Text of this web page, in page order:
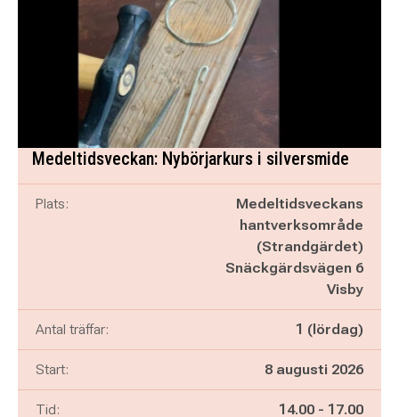
Medeltidsveckan: Nybörjarkurs i silversmide
Plats:
Medeltidsveckans
hantverksområde
(Strandgärdet)
Snäckgärdsvägen 6
Visby
Antal träffar: 1 (lördag)
Start: 8 augusti 2026
Tid: Pågår mellan
14.00 - och
17.00